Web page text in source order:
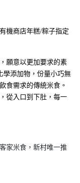
機商店年糕/粽子指定
願意以更加要求的素
學添加物，份量小巧無
食需求的傳統米食。
從入口到下肚，每一
家米食，新村唯一推